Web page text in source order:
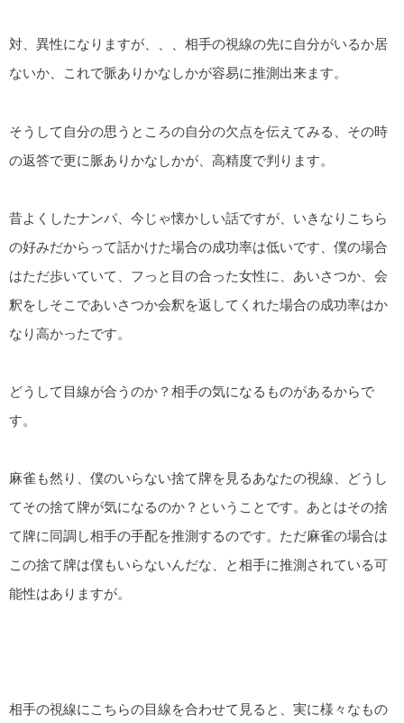
対、異性になりますが、、、相手の視線の先に自分がいるか居
ないか、これで脈ありかなしかが容易に推測出来ます。
そうして自分の思うところの自分の欠点を伝えてみる、その時
の返答で更に脈ありかなしかが、高精度で判ります。
昔よくしたナンパ、今じゃ懐かしい話ですが、いきなりこちら
の好みだからって話かけた場合の成功率は低いです、僕の場合
はただ歩いていて、フっと目の合った女性に、あいさつか、会
釈をしそこであいさつか会釈を返してくれた場合の成功率はか
なり高かったです。
どうして目線が合うのか？相手の気になるものがあるからで
す。
麻雀も然り、僕のいらない捨て牌を見るあなたの視線、どうし
てその捨て牌が気になるのか？ということです。あとはその捨
て牌に同調し相手の手配を推測するのです。ただ麻雀の場合は
この捨て牌は僕もいらないんだな、と相手に推測されている可
能性はありますが。
相手の視線にこちらの目線を合わせて見ると、実に様々なもの